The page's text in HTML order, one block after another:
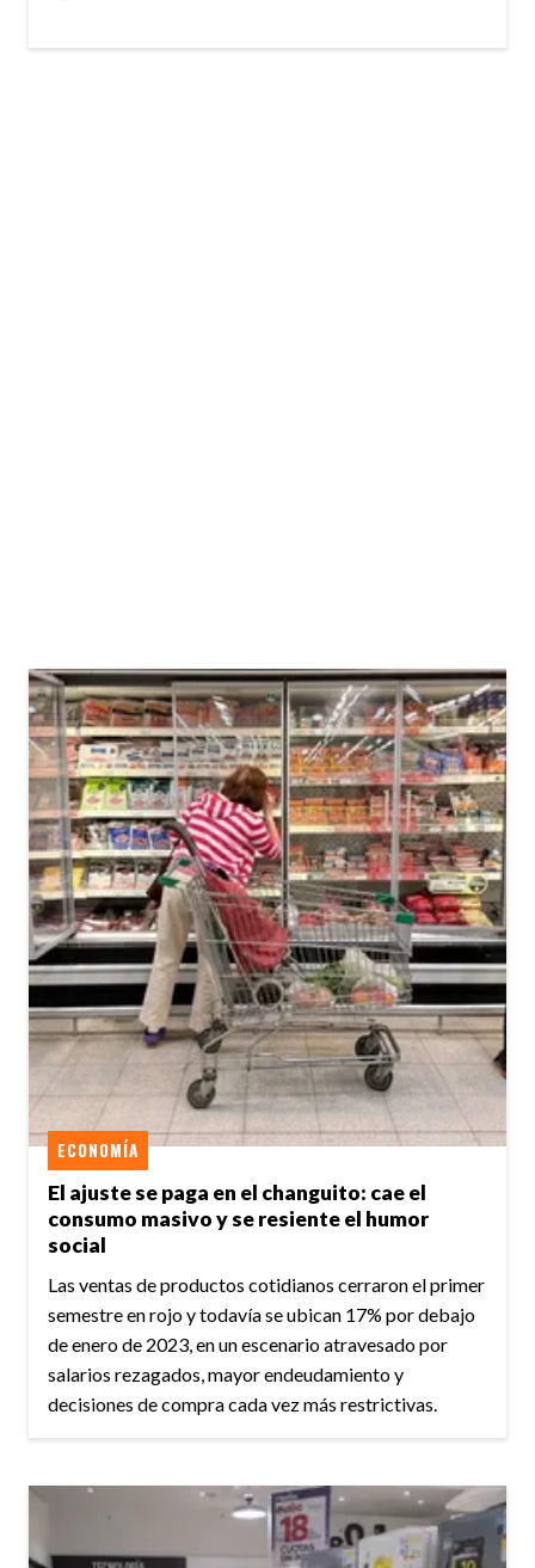
El ajuste se paga en el changuito: cae el
consumo masivo y se resiente el humor
social
ECONOMÍA
Las ventas de productos cotidianos cerraron el primer
semestre en rojo y todavía se ubican 17% por debajo
de enero de 2023, en un escenario atravesado por
salarios rezagados, mayor endeudamiento y
decisiones de compra cada vez más restrictivas.